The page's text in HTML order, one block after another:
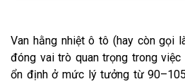
Van hằng nhiệt ô tô (hay còn gọi
đóng vai trò quan trọng trong
ổn định ở mức lý tưởng từ